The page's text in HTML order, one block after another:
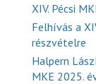
XIV. Pécsi
Felhívás a
részvételre
Halpern
MKE 2025.